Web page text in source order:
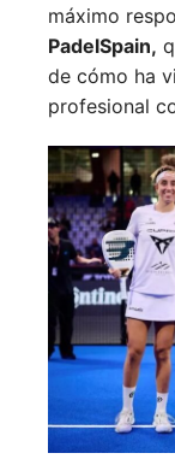
máximo
PadelSpain,
de cómo ha
profesional